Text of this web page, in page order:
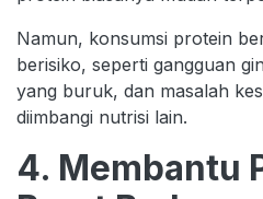
Namun, konsumsi protein
berisiko, seperti gangguan
yang buruk, dan masalah
diimbangi nutrisi lain.
4. Membantu